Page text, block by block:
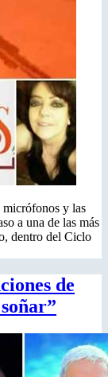
y las
a una de las más
dentro del Ciclo
de